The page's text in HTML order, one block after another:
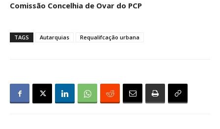
Comissão Concelhia de Ovar do PCP
TAGS Autarquias Requalifcação urbana